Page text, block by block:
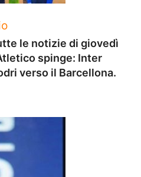
le notizie di giovedì
spinge: Inter
verso il Barcellona.